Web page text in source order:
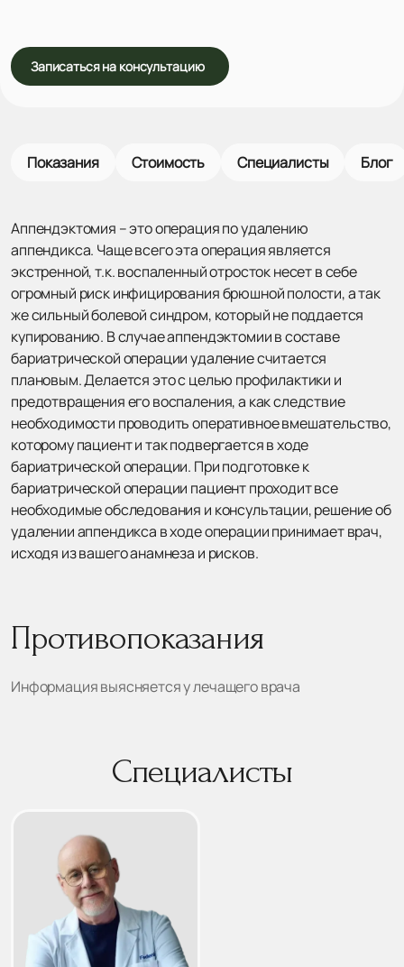
Записаться на консультацию
Показания Стоимость Специалисты Блог
Аппендэктомия – это операция по удалению
аппендикса. Чаще всего эта операция является
экстренной, т.к. воспаленный отросток несет в себе
огромный риск инфицирования брюшной полости, а так
же сильный болевой синдром, который не поддается
купированию. В случае аппендэктомии в составе
бариатрической операции удаление считается
плановым. Делается это с целью профилактики и
предотвращения его воспаления, а как следствие
необходимости проводить оперативное вмешательство,
которому пациент и так подвергается в ходе
бариатрической операции. При подготовке к
бариатрической операции пациент проходит все
необходимые обследования и консультации, решение об
удалении аппендикса в ходе операции принимает врач,
исходя из вашего анамнеза и рисков.
Противопоказания
Информация выясняется у лечащего врача
Специалисты